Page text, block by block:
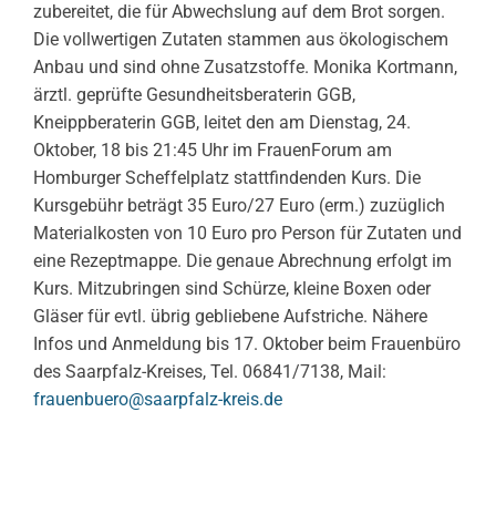
zubereitet, die für Abwechslung auf dem Brot sorgen.
Die vollwertigen Zutaten stammen aus ökologischem
Anbau und sind ohne Zusatzstoffe. Monika Kortmann,
ärztl. geprüfte Gesundheitsberaterin GGB,
Kneippberaterin GGB, leitet den am Dienstag, 24.
Oktober, 18 bis 21:45 Uhr im FrauenForum am
Homburger Scheffelplatz stattfindenden Kurs. Die
Kursgebühr beträgt 35 Euro/27 Euro (erm.) zuzüglich
Materialkosten von 10 Euro pro Person für Zutaten und
eine Rezeptmappe. Die genaue Abrechnung erfolgt im
Kurs. Mitzubringen sind Schürze, kleine Boxen oder
Gläser für evtl. übrig gebliebene Aufstriche. Nähere
Infos und Anmeldung bis 17. Oktober beim Frauenbüro
des Saarpfalz-Kreises, Tel. 06841/7138, Mail:
frauenbuero@saarpfalz-kreis.de